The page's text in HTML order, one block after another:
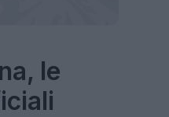
le